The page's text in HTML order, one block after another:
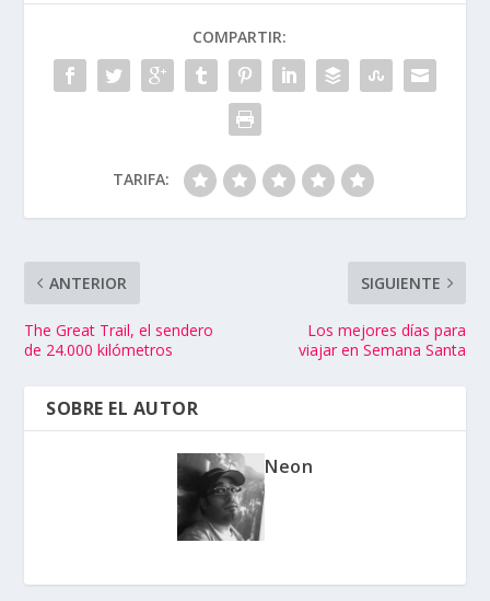
COMPARTIR:
TARIFA:
ANTERIOR
The Great Trail, el sendero
de 24.000 kilómetros
SIGUIENTE
Los mejores días para
viajar en Semana Santa
SOBRE EL AUTOR
Neon